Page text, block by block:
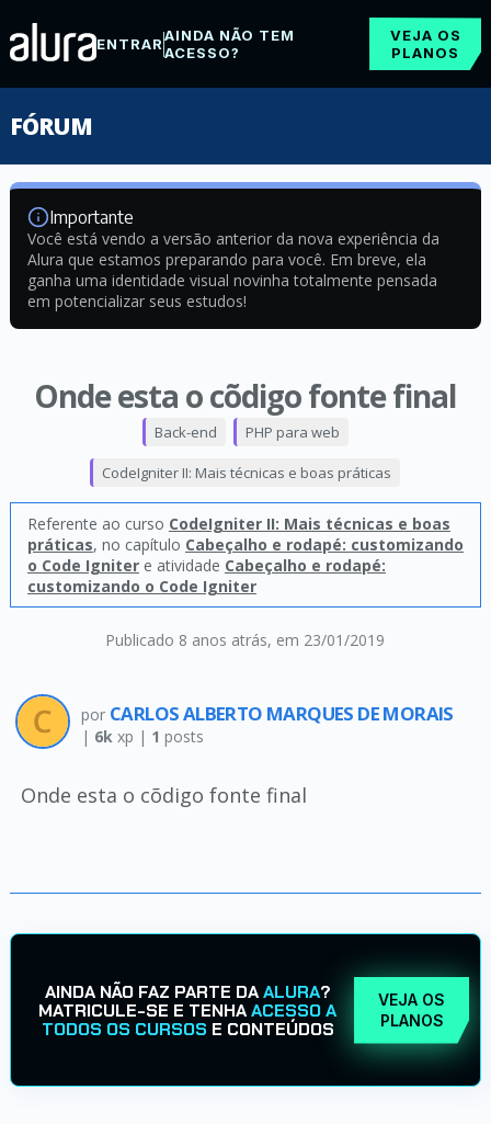
ENTRARAINDA NÃO TEM
ACESSO?
VEJA OS
PLANOS
FÓRUM
Importante
Você está vendo a versão anterior da nova experiência da
Alura que estamos preparando para você. Em breve, ela
ganha uma identidade visual novinha totalmente pensada
em potencializar seus estudos!
Onde esta o cõdigo fonte final
Publicado 8 anos atrás, em 23/01/2019
Back-end PHP para web
CodeIgniter II: Mais técnicas e boas práticas
Referente ao curso CodeIgniter II: Mais técnicas e boas
práticas, no capítulo Cabeçalho e rodapé: customizando
o Code Ignitere atividade Cabeçalho e rodapé:
customizando o Code Igniter
por CARLOS ALBERTO MARQUES DE MORAIS
| 6kxp | 1 posts
Onde esta o cõdigo fonte final
AINDA NÃO FAZ PARTE DAALURA?
MATRICULE-SE E TENHAACESSO A
TODOS OS CURSOS E CONTEÚDOS
VEJA OS
PLANOS